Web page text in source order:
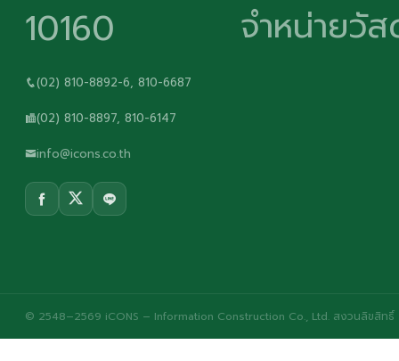
10160
(02) 810-8892-6, 810-6687
(02) 810-8897, 810-6147
info@icons.co.th
จำหน่ายวั
© 2548–2569 iCONS – Information Construction Co., Ltd. สงวนลิขสิทธิ์